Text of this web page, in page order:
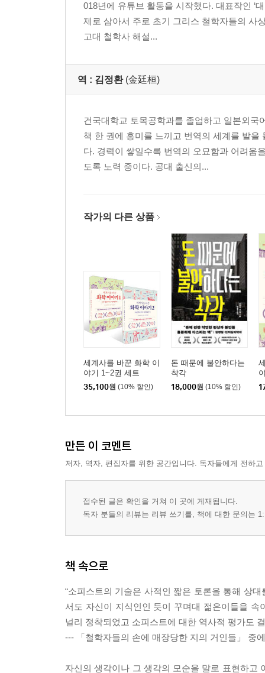
018년에 유튜브 활동을 시작했다. 대표작인 ‘
제로 삼아서 주로 초기 그리스 철학자들의 사
고대 철학사 해설...
역 : 김정환 (金廷桓)
건국대학교 토목공학과를 졸업하고 일본외
책 한 권에 흥미를 느끼고 번역의 세계를 발
다. 경력이 쌓일수록 번역의 오묘함과 어려움
도록 노력 중이다. 공대 출신의...
작가의 다른 상품
세계사를 바꾼 화학 이
야기 1~2권 세트
35,100원 (10% 할인)
돈 때문에 불안하다는
착각
18,000원 (10% 할인)
만든 이 코멘트
저자, 역자, 편집자를 위한 공간입니다. 독자들에게 전하
접수된 글은 확인을 거쳐 이 곳에 게재됩니다.
독자 분들의 리뷰는 리뷰 쓰기를, 책에 대한 문의는
책 속으로
“소피스트의 기술은 사적인 짧은 토론을 통해 상
서도 자신이 지식인인 듯이 꾸며대 젊은이들을
널리 정착되었고 소피스트에 대한 역사적 평가도
--- 「철학자들의 손에 매장당한 지의 거인들」 중
자신의 생각이나 그 생각의 모순을 말로 표현하고